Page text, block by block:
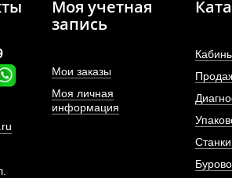
Моя учетная
запись
Мои заказы
Моя личная
информация